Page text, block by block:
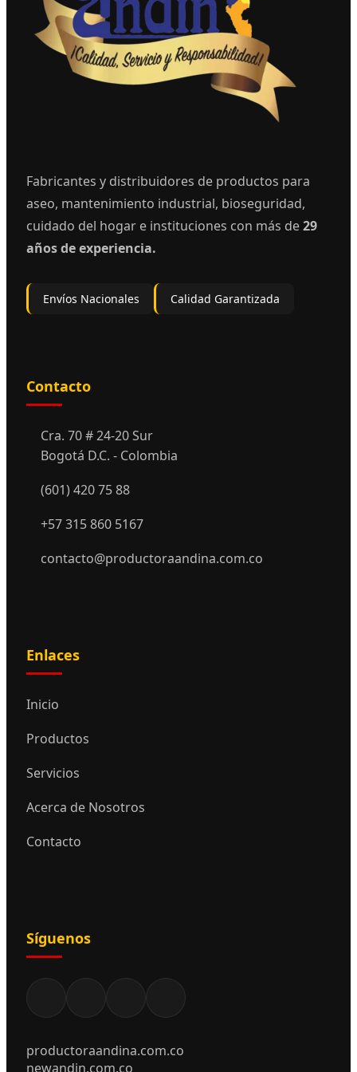
Fabricantes y distribuidores de productos para
aseo, mantenimiento industrial, bioseguridad,
cuidado del hogar e instituciones con más de29
años de experiencia.
Envíos Nacionales Calidad Garantizada
Contacto
Cra. 70 # 24-20 Sur
Bogotá D.C. - Colombia
(601) 420 75 88
+57 315 860 5167
contacto@productoraandina.com.co
Enlaces
Inicio
Productos
Servicios
Acerca de Nosotros
Contacto
Síguenos
productoraandina.com.co
newandin.com.co